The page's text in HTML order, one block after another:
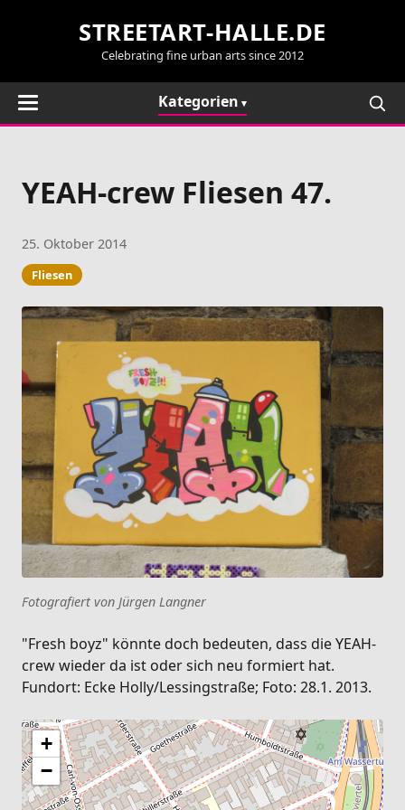
STREETART-HALLE.DE
Celebrating fine urban arts since 2012
Kategorien
YEAH-crew Fliesen 47.
25. Oktober 2014
Fliesen
Fotografiert von Jürgen Langner
"Fresh boyz" könnte doch bedeuten, dass die YEAH-
crew wieder da ist oder sich neu formiert hat.
Fundort: Ecke Holly/Lessingstraße; Foto: 28.1. 2013.
+
−